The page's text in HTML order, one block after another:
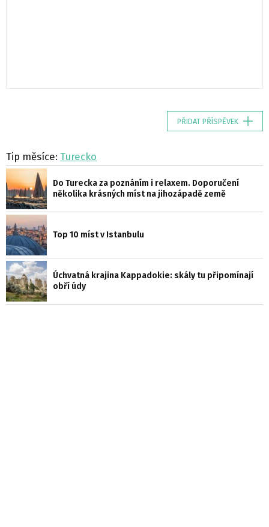
PŘIDAT PŘÍSPĚVEK
Tip měsíce: Turecko
Do Turecka za poznáním i relaxem. Doporučení
několika krásných míst na jihozápadě země
Top 10 míst v Istanbulu
Úchvatná krajina Kappadokie: skály tu připomínají
obří údy